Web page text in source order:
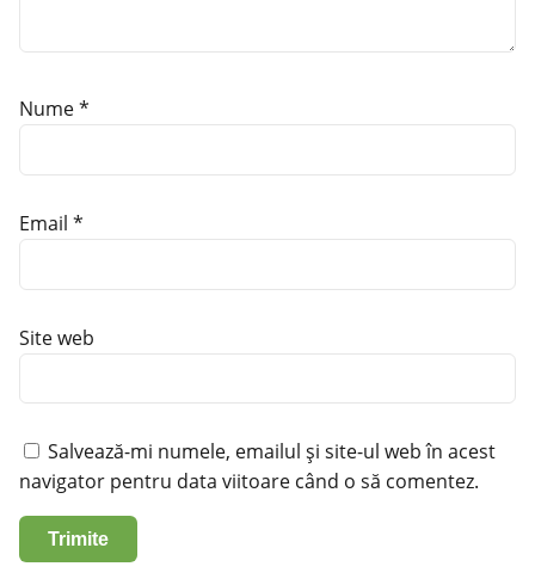
Nume*
Email *
Site web
Salvează-mi numele, emailul și site-ul web în acest
navigator pentru data viitoare când o să comentez.